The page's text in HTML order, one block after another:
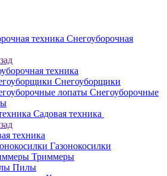
Снегоуборочная
техника
Снегоуборщики
Снегоуборочные
Садовая техника
техника
Газонокосилки
Триммеры
Пилы